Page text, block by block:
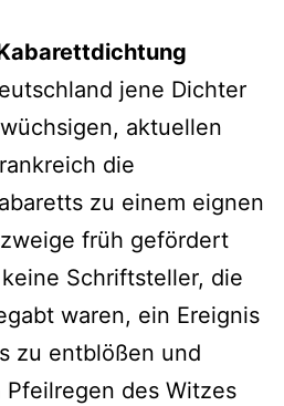
jene Dichter
aktuellen
die
zu einem eignen
früh gefördert
Schriftsteller, die
waren, ein Ereignis
zu entblößen und
des Witzes